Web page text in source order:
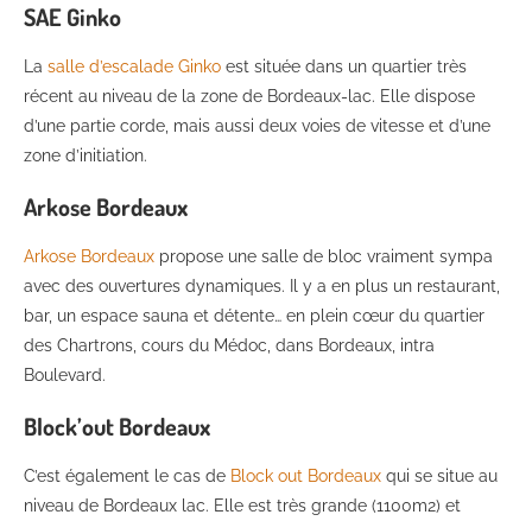
SAE Ginko
La salle d’escalade Ginko est située dans un quartier très
récent au niveau de la zone de Bordeaux-lac. Elle dispose
d’une partie corde, mais aussi deux voies de vitesse et d’une
zone d’initiation.
Arkose Bordeaux
Arkose Bordeaux propose une salle de bloc vraiment sympa
avec des ouvertures dynamiques. Il y a en plus un restaurant,
bar, un espace sauna et détente… en plein cœur du quartier
des Chartrons, cours du Médoc, dans Bordeaux, intra
Boulevard.
Block’out Bordeaux
C’est également le cas de Block out Bordeaux qui se situe au
niveau de Bordeaux lac. Elle est très grande (1100m2) et